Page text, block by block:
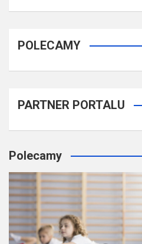
POLECAMY
PARTNER PORTALU
Polecamy